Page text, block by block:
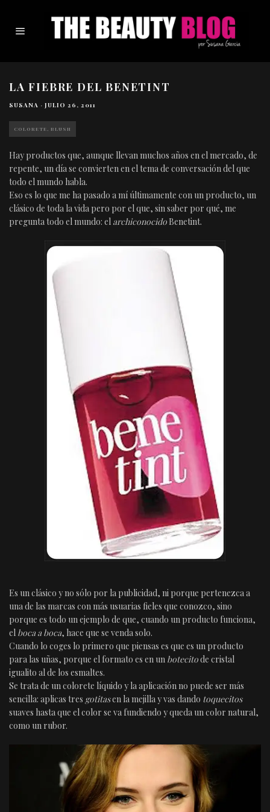
LA FIEBRE DEL BENETINT
SUSANA · JULIO 26, 2011
COLORETE, BLUSH
Hay productos que, aunque llevan muchos años en el mercado, de
repente, un día se convierten en el tema de conversación del que
todo el mundo habla.
Eso es lo que me ha pasado a mí últimamente con un producto, un
clásico de toda la vida pero por el que, sin saber por qué, me
pregunta todo el mundo: el archiconocido Benetint.
Es un clásico y no sólo por la publicidad, ni porque pertenezca a
una de las marcas con más usuarias fieles que conozco, sino
porque es todo un ejemplo de que, cuando un producto funciona,
el boca a boca, hace que se venda solo.
Cuando lo coges lo primero que piensas es que es un producto
para las uñas, porque el formato es en un botecitode cristal
igualito al de los esmaltes.
Se trata de un colorete líquido y la aplicación no puede ser más
sencilla: aplicas tres gotitasen la mejilla y vas dando toquecitos
suaves hasta que el color se va fundiendo y queda un color natural,
como un rubor.